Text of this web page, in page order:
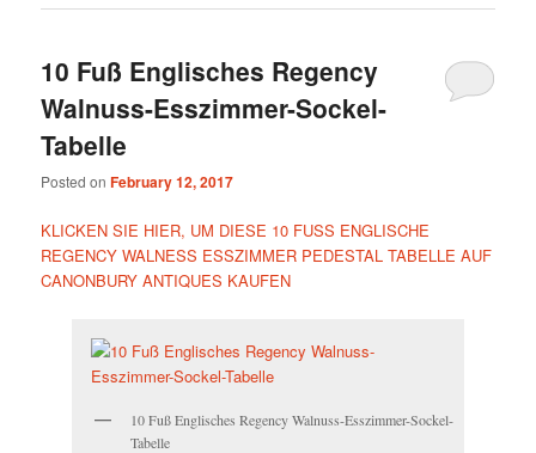
10 Fuß Englisches Regency
Walnuss-Esszimmer-Sockel-
Tabelle
Posted onFebruary 12, 2017
KLICKEN SIE HIER, UM DIESE 10 FUSS ENGLISCHE
REGENCY WALNESS ESSZIMMER PEDESTAL TABELLE AUF
CANONBURY ANTIQUES KAUFEN
10 Fuß Englisches Regency Walnuss-Esszimmer-Sockel-
Tabelle